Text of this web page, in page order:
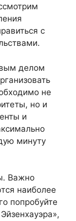
с
делом
не
но и
и
минуту
Важно
наиболее
попробуйте